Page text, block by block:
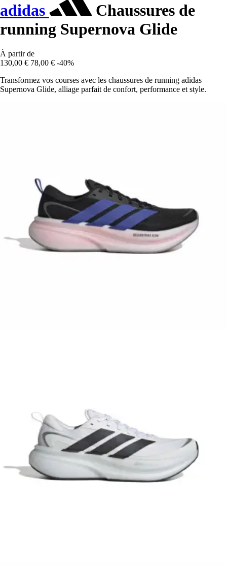
adidas
Chaussures de
running Supernova Glide
À partir de
130,00 € 78,00 € -40%
Transformez vos courses avec les chaussures de running adidas
Supernova Glide, alliage parfait de confort, performance et style.